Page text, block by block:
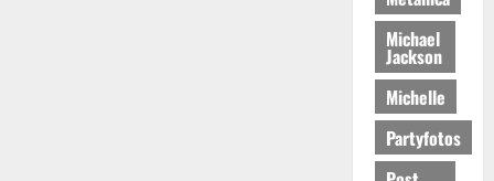
Michael
Jackson
Michelle
Partyfotos